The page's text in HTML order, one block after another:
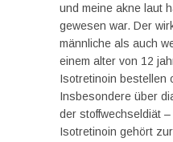
und meine akne laut
gewesen war. Der
männliche als auch
einem alter von 12
Isotretinoin bestellen
Insbesondere über
der stoffwechseldiät
Isotretinoin gehört